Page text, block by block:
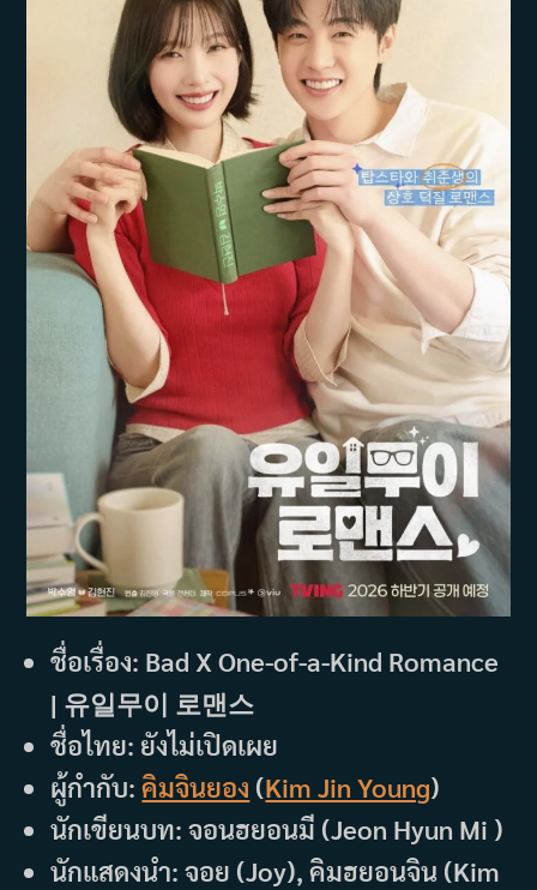
ชื่อเรื่อง: Bad X One-of-a-Kind Romance
| 유일무이 로맨스
ชื่อไทย: ยังไม่เปิดเผย
ผู้กำกับ:คิมจินยอง (Kim Jin Young)
นักเขียนบท: จอนฮยอนมี (Jeon Hyun Mi )
นักแสดงนำ: จอย (Joy), คิมฮยอนจิน (Kim